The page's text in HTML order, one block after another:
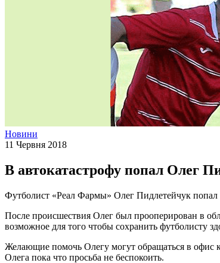
Новини
11 Червня 2018
В автокатастрофу попал Олег
Футболист «Реал Фармы» Олег Пидлетейчук попал
После происшествия Олег был прооперирован в
возможное для того чтобы сохранить футболисту
Желающие помочь Олегу могут обращаться в офис
Олега пока что просьба не беспокоить.